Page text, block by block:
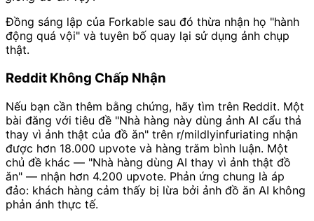
Đồng sáng lập của Forkable sau đó thừa nhận họ "hành
động quá vội" và tuyên bố quay lại sử dụng ảnh chụp
thật.
Reddit Không Chấp Nhận
Nếu bạn cần thêm bằng chứng, hãy tìm trên Reddit. Một
bài đăng với tiêu đề "Nhà hàng này dùng ảnh AI cẩu thả
thay vì ảnh thật của đồ ăn" trên r/mildlyinfuriating nhận
được hơn 18.000 upvote và hàng trăm bình luận. Một
chủ đề khác — "Nhà hàng dùng AI thay vì ảnh thật đồ
ăn" — nhận hơn 4.200 upvote. Phản ứng chung là áp
đảo: khách hàng cảm thấy bị lừa bởi ảnh đồ ăn AI không
phản ánh thực tế.